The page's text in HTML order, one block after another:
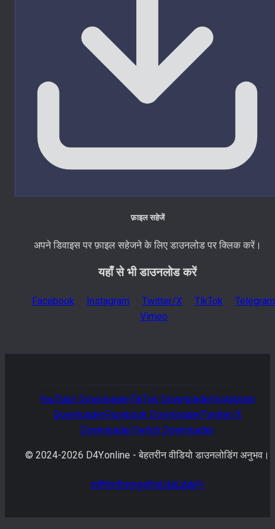
फ़ाइल सहेजें
अपने डिवाइस पर फ़ाइल सहेजने के लिए डाउनलोड पर क्लिक करें।
यहाँ से भी डाउनलोड करें
Facebook Instagram Twitter/X TikTok
Telegram
Vimeo
YouTube DownloaderTikTokDownloaderInstagram
DownloaderFacebookDownloaderTwitter/X
DownloaderTwitch Downloader
© 2024-2026 D4Y.online -बेहतरीन वीडियो डाउनलोडिंग अनुभव।
शर्तेंगोपनीयताकुकीज़DMCAAPI